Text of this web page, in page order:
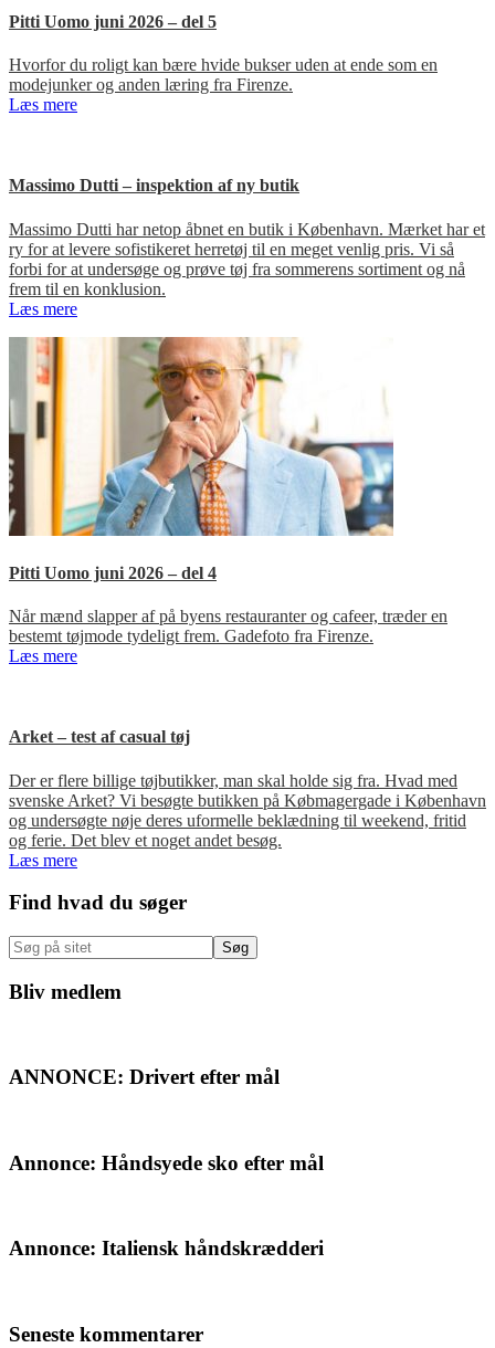
Pitti Uomo juni 2026 – del 5
Hvorfor du roligt kan bære hvide bukser uden at ende som en
modejunker og anden læring fra Firenze.
Læs mere
Massimo Dutti – inspektion af ny butik
Massimo Dutti har netop åbnet en butik i København. Mærket har et
ry for at levere sofistikeret herretøj til en meget venlig pris. Vi så
forbi for at undersøge og prøve tøj fra sommerens sortiment og nå
frem til en konklusion.
Læs mere
Pitti Uomo juni 2026 – del 4
Når mænd slapper af på byens restauranter og cafeer, træder en
bestemt tøjmode tydeligt frem. Gadefoto fra Firenze.
Læs mere
Arket – test af casual tøj
Der er flere billige tøjbutikker, man skal holde sig fra. Hvad med
svenske Arket? Vi besøgte butikken på Købmagergade i København
og undersøgte nøje deres uformelle beklædning til weekend, fritid
og ferie. Det blev et noget andet besøg.
Læs mere
Primær
Sidebar
Find hvad du søger
Søg
på
sitet
Bliv medlem
ANNONCE: Drivert efter mål
Annonce: Håndsyede sko efter mål
Annonce: Italiensk håndskrædderi
Seneste kommentarer